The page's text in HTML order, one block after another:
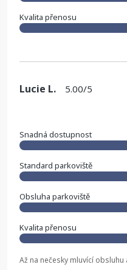
Kvalita přenosu
Lucie L. 5.00/5
Snadná dostupnost
Standard parkoviště
Obsluha parkoviště
Kvalita přenosu
Až na nečesky mluvící